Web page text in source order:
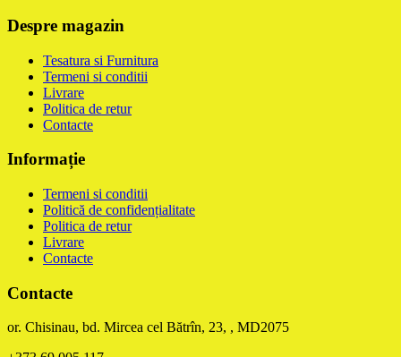
Despre magazin
Tesatura si Furnitura
Termeni si conditii
Livrare
Politica de retur
Contacte
Informație
Termeni si conditii
Politică de confidențialitate
Politica de retur
Livrare
Contacte
Contacte
or. Chisinau, bd. Mircea cel Bătrîn, 23, , MD2075